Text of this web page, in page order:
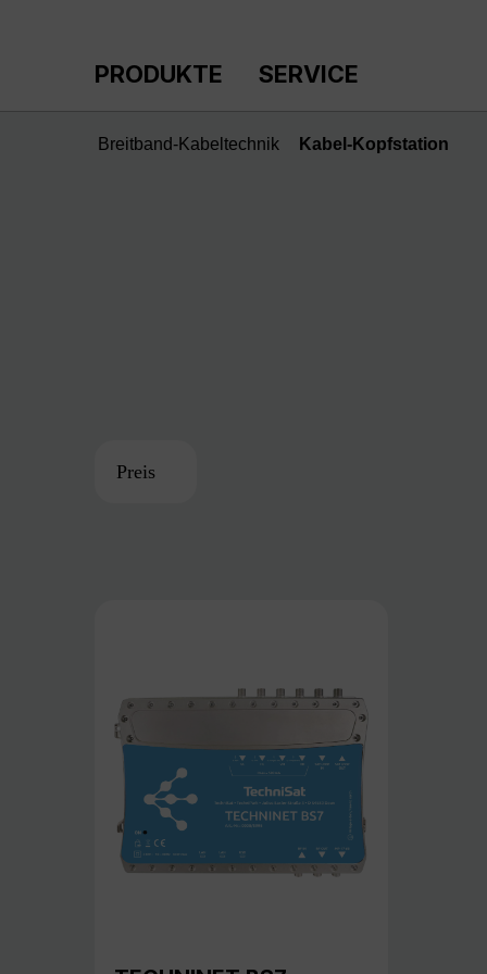
PRODUKTE SERVICE
Breitband-Kabeltechnik Kabel-Kopfstation
Preis